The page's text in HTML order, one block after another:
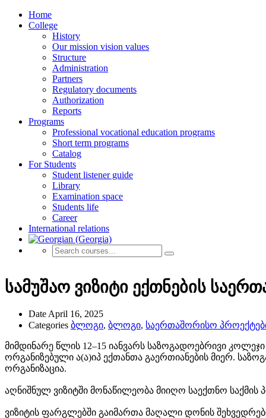
Home
College
History
Our mission vision values
Structure
Administration
Partners
Regulatory documents
Authorization
Reports
Programs
Professional vocational education programs
Short term programs
Catalog
For Students
Student listener guide
Library
Examination space
Students life
Career
International relations
სამუშაო ვიზიტი ექთნების
Date April 16, 2025
Categories ბლოგი, ბლოგი, საერთაშორისო
მიმდინარე წლის 12–15 იანვარს საზოგადოებრივი კოლეჯი
ორგანიზებული ა(ა)იპ ექთანთა გაერთიანების მიერ.
ორგანიზაცია.
აღნიშნულ ვიზიტში მონაწილეობა მიიღო საექთნო
ვიზიტის ფარგლებში გაიმართა მაღალი დონის